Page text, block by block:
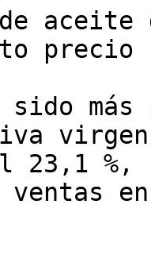
precio
sido
virgen
23,1
ventas